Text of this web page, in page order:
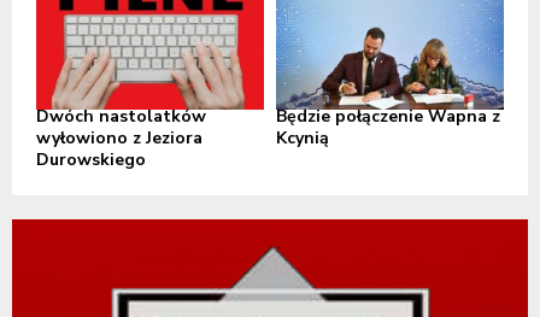
Dwóch nastolatków
wyłowiono z Jeziora
Durowskiego
Będzie połączenie Wapna z
Kcynią